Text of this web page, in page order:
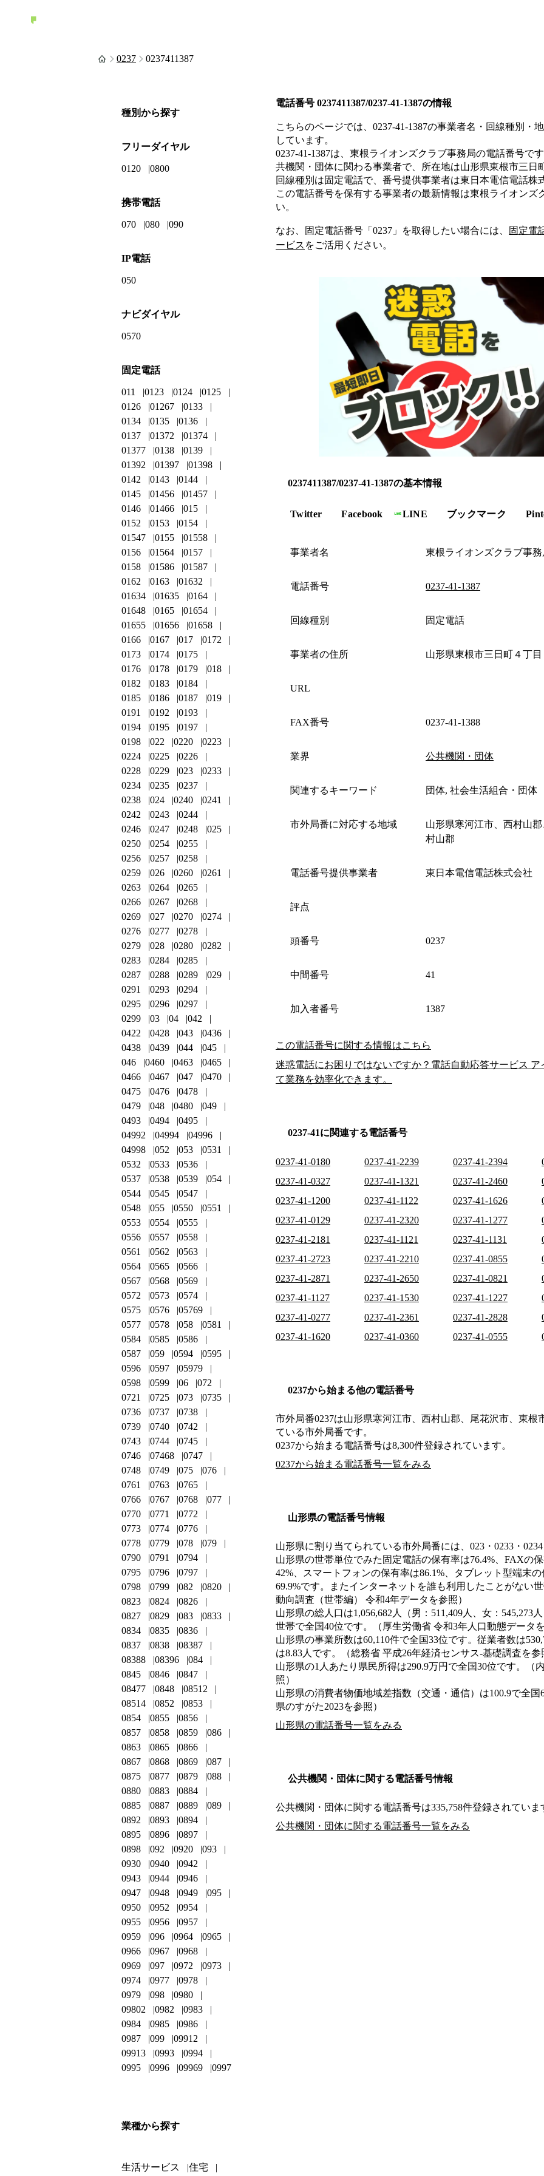
0237 0237411387
電話番号 0237411387/0237-41-1387の情報
こちらのページでは、 0237-41-1387の事業者名・回線種別・
しています。
0237-41-1387は、 東根ライオンズクラブ事務局の電話番号です
共機関・団体に関わる事業者で、所在地は山形県東根市三日
回線種別は固定電話で、番号提供事業者は東日本電信電話株
この電話番号を保有する事業者の最新情報は東根ライオンズ
い。
なお、固定電話番号「 0237 」を取得したい場合には、 固定電
ービス をご活用ください。
0237411387/0237-41-1387の基本情報
Twitter Facebook LINE ブックマーク
事業者名 東根ライオンズクラブ事務
電話番号 0237-41-1387
回線種別 固定電話
事業者の住所 山形県東根市三日町４丁目
URL
FAX番号 0237-41-1388
業界 公共機関・団体
関連するキーワード 団体, 社会生活組合・団体
市外局番に対応する地域
山形県寒河江市、西村山
村山郡
電話番号提供事業者 東日本電信電話株式会社
評点
頭番号 0237
中間番号 41
加入者番号 1387
この電話番号に関する情報はこちら
迷惑電話にお困りではないですか？電話自動応答サービス
て業務を効率化できます。
0237-41に関連する電話番号
0237-41-0180 0237-41-2239 0237-41-2394
0237-41-0327
0237-41-1321 0237-41-2460
0237-41-1200
0237-41-1122 0237-41-1626
0237-41-0129
0237-41-2320 0237-41-1277
0237-41-2181
0237-41-1121 0237-41-1131
0237-41-2723
0237-41-2210 0237-41-0855
0237-41-2871
0237-41-2650 0237-41-0821
0237-41-1127
0237-41-1530 0237-41-1227
0237-41-0277
0237-41-2361 0237-41-2828
0237-41-1620
0237-41-0360 0237-41-0555
0237から始まる他の電話番号
市外局番0237は山形県寒河江市、西村山郡、尾花沢市、東根
ている市外局番です。
0237から始まる電話番号は8,300件登録されています。
0237から始まる電話番号一覧をみる
山形県の電話番号情報
山形県に割り当てられている市外局番には、023・0233・0234
山形県の世帯単位でみた固定電話の保有率は76.4%、FAXの
42%、スマートフォンの保有率は86.1%、タブレット型端末
69.9%です。またインターネットを誰も利用したことがない
動向調査（世帯編） 令和4年データを参照）
山形県の総人口は1,056,682人（男：511,409人、女：545,273
世帯で全国40位です。（厚生労働省 令和3年人口動態データを
山形県の事業所数は60,110件で全国33位です。従業者数は
は8.83人です。（総務省 平成26年経済センサス‐基礎調査を参
山形県の1人あたり県民所得は290.9万円で全国30位です。（
照）
山形県の消費者物価地域差指数（交通・通信）は100.9で全
県のすがた2023を参照）
山形県の電話番号一覧をみる
公共機関・団体に関する電話番号情報
公共機関・団体に関する電話番号は335,758件登録されていま
公共機関・団体に関する電話番号一覧をみる
種別から探す
フリーダイヤル
0120 0800
携帯電話
070 080 090
IP電話
050
ナビダイヤル
0570
固定電話
011 0123 0124
0125
0126
01267
0133
0134
0135
0136
0137
01372
01374
01377
0138
0139
01392
01397
01398
0142
0143
0144
0145
01456
01457
0146
01466
015
0152
0153
0154
01547
0155
01558
0156
01564
0157
0158
01586
01587
0162
0163
01632
01634
01635
0164
01648
0165
01654
01655
01656
01658
0166
0167 017
0172
0173
0174
0175
0176
0178 0179
018
0182
0183
0184
0185
0186 0187
019
0191
0192
0193
0194
0195
0197
0198
022 0220
0223
0224
0225
0226
0228
0229 023
0233
0234
0235
0237
0238
024 0240
0241
0242
0243
0244
0246
0247 0248
025
0250
0254
0255
0256
0257
0258
0259
026 0260
0261
0263
0264
0265
0266
0267
0268
0269
027 0270
0274
0276
0277
0278
0279
028 0280
0282
0283
0284
0285
0287
0288 0289
029
0291
0293
0294
0295
0296
0297
0299
03 04
042
0422
0428 043
0436
0438
0439 044
045
046
0460 0463
0465
0466
0467 047
0470
0475
0476
0478
0479
048 0480
049
0493
0494
0495
04992
04994
04996
04998
052 053
0531
0532
0533
0536
0537
0538 0539
054
0544
0545
0547
0548
055 0550
0551
0553
0554
0555
0556
0557
0558
0561
0562
0563
0564
0565
0566
0567
0568
0569
0572
0573
0574
0575
0576
05769
0577
0578 058
0581
0584
0585
0586
0587
059 0594
0595
0596
0597
05979
0598
0599 06
072
0721
0725 073
0735
0736
0737
0738
0739
0740
0742
0743
0744
0745
0746
07468
0747
0748
0749 075
076
0761
0763
0765
0766
0767 0768
077
0770
0771
0772
0773
0774
0776
0778
0779 078
079
0790
0791
0794
0795
0796
0797
0798
0799 082
0820
0823
0824
0826
0827
0829 083
0833
0834
0835
0836
0837
0838
08387
08388
08396
084
0845
0846
0847
08477
0848
08512
08514
0852
0853
0854
0855
0856
0857
0858 0859
086
0863
0865
0866
0867
0868 0869
087
0875
0877 0879
088
0880
0883
0884
0885
0887 0889
089
0892
0893
0894
0895
0896
0897
0898
092 0920
093
0930
0940
0942
0943
0944
0946
0947
0948 0949
095
0950
0952
0954
0955
0956
0957
0959
096 0964
0965
0966
0967
0968
0969
097 0972
0973
0974
0977
0978
0979
098
0980
09802
0982
0983
0984
0985
0986
0987
099
09912
09913
0993
0994
0995
0996 09969 0997
業種から探す
生活サービス 住宅